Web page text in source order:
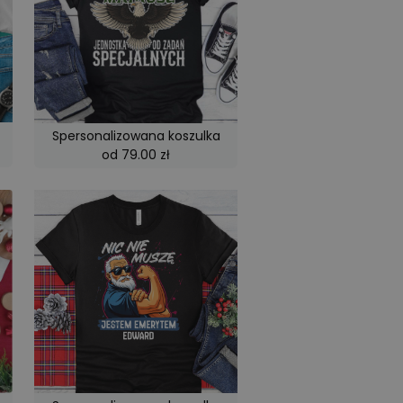
Spersonalizowana koszulka
od 79.00 zł
poprzez
i pomiar
Analytics - co
analitycznej
liczby jako
żądaniu strony
Twojej witrynie